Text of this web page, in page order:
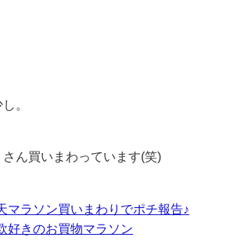
。
ん買いまわっています(笑)
ラソン買いまわりでポチ報告♪
好きのお買物マラソン